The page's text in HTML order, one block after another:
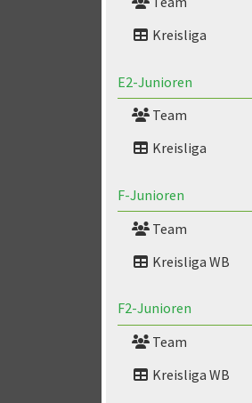
Kreisliga
E2-Junioren
Team
Kreisliga
F-Junioren
Team
Kreisliga WB
F2-Junioren
Team
Kreisliga WB